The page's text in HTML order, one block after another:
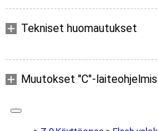
Tekniset huomautukset
Muutokset "C"-